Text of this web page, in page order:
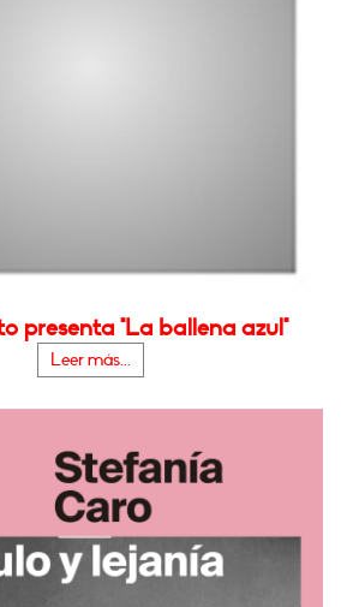
presenta "La ballena azul"
Leer más...